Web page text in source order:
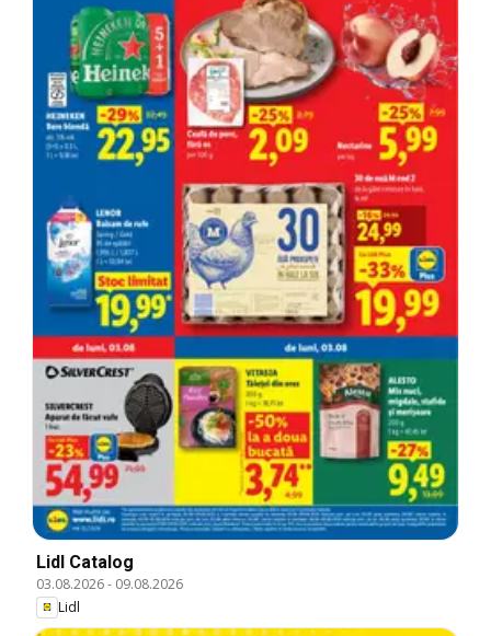
Lidl Catalog
03.08.2026- 09.08.2026
Lidl